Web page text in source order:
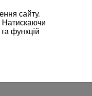
сайту.
Натискаючи
функцій